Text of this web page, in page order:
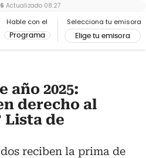
Hable con el
Programa
Selecciona tu emisora
Elige tu emisora
Actualizado 08:27
año 2025:
derecho al
Lista de
reciben la prima de